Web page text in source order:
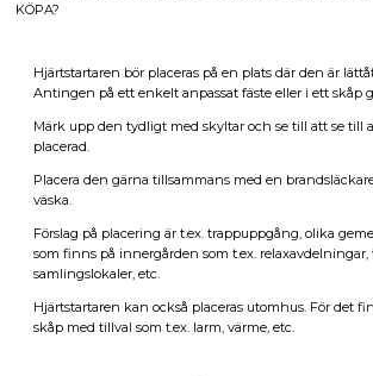
KÖPA?
Hjärtstartaren bör placeras på en plats där den är
Antingen på ett enkelt anpassat fäste eller i ett skåp
Märk upp den tydligt med skyltar och se till att se till
placerad.
Placera den gärna tillsammans med en
väska.
Förslag på placering är t.ex. trappuppgång, olika
som finns på innergården som t.ex. relaxavdelningar,
samlingslokaler, etc.
Hjärtstartaren kan också placeras utomhus. För det
skåp med tillval som t.ex. larm, värme, etc.